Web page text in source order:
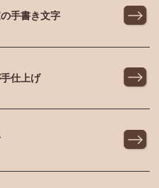
手書き文字
仕上げ